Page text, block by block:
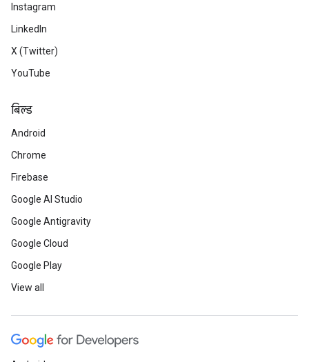
Instagram
LinkedIn
X (Twitter)
YouTube
बिल्ड
Android
Chrome
Firebase
Google AI Studio
Google Antigravity
Google Cloud
Google Play
View all